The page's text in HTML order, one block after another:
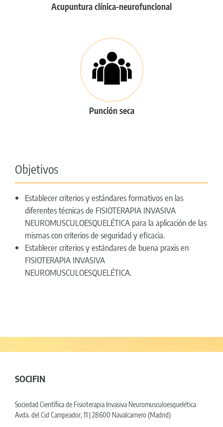
Acupuntura clínica-neurofuncional
Punción seca
Objetivos
Establecer criterios y estándares formativos en las
diferentes técnicas de FISIOTERAPIA INVASIVA
NEUROMUSCULOESQUELÉTICA para la aplicación de las
mismas con criterios de seguridad y eficacia.
Establecer criterios y estándares de buena praxis en
FISIOTERAPIA INVASIVA
NEUROMUSCULOESQUELÉTICA.
SOCIFIN
Sociedad Científica de Fisioterapia Invasiva Neuromusculoesquelética
Avda. del Cid Campeador, 11 | 28600 Navalcarnero (Madrid)